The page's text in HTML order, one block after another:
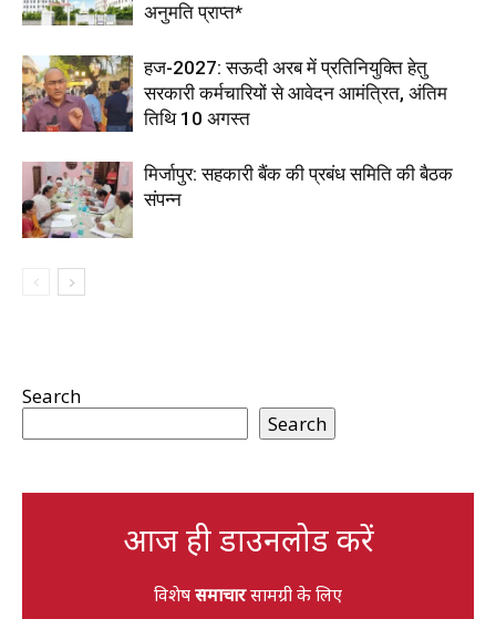
अनुमति प्राप्त*
हज-2027: सऊदी अरब में प्रतिनियुक्ति हेतु
सरकारी कर्मचारियों से आवेदन आमंत्रित, अंतिम
तिथि 10 अगस्त
मिर्जापुर: सहकारी बैंक की प्रबंध समिति की बैठक
संपन्न
Search
Search
आज ही डाउनलोड करें
विशेषसमाचारसामग्री के लिए